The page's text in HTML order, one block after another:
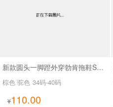
新款圆头一脚蹬外穿勃肯拖鞋SA9108
棕色 驼色 34码-40码
¥110.00